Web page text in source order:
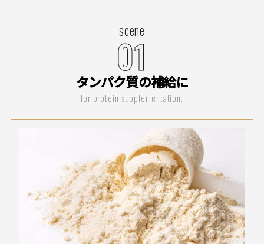
scene
01
タンパク質の補給に
for protein supplementation.